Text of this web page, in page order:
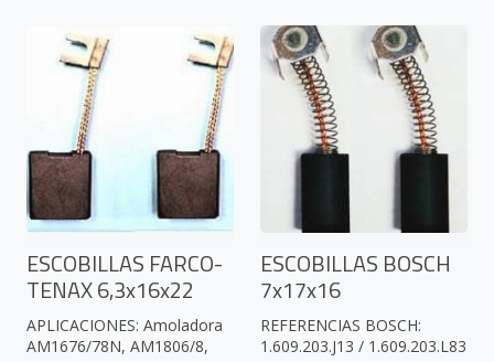
ESCOBILLAS FARCO-
TENAX 6,3x16x22
APLICACIONES: Amoladora
AM1676/78N, AM1806/8,
ESCOBILLAS BOSCH
7x17x16
REFERENCIAS BOSCH:
1.609.203.J13 / 1.609.203.L83